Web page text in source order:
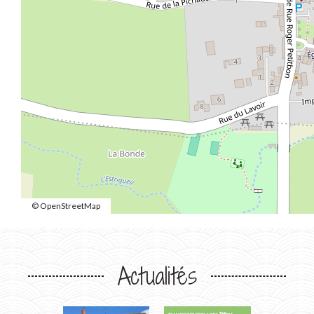
© OpenStreetMap
Actualités